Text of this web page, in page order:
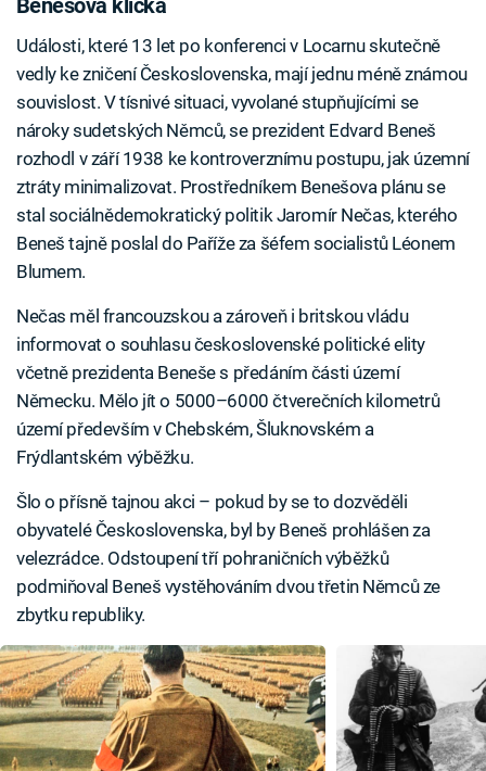
Události, které 13 let po konferenci v Locarnu skutečně
vedly ke zničení Československa, mají jednu méně známou
souvislost. V tísnivé situaci, vyvolané stupňujícími se
nároky sudetských Němců, se prezident Edvard Beneš
rozhodl v září 1938 ke kontroverznímu postupu, jak územní
ztráty minimalizovat. Prostředníkem Benešova plánu se
stal sociálnědemokratický politik Jaromír Nečas, kterého
Beneš tajně poslal do Paříže za šéfem socialistů Léonem
Blumem.
Nečas měl francouzskou a zároveň i britskou vládu
informovat o souhlasu československé politické elity
včetně prezidenta Beneše s předáním části území
Německu. Mělo jít o 5000–6000 čtverečních kilometrů
území především v Chebském, Šluknovském a
Frýdlantském výběžku.
Šlo o přísně tajnou akci – pokud by se to dozvěděli
obyvatelé Československa, byl by Beneš prohlášen za
velezrádce. Odstoupení tří pohraničních výběžků
podmiňoval Beneš vystěhováním dvou třetin Němců ze
zbytku republiky.